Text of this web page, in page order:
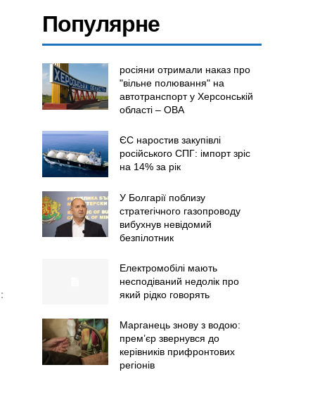
Популярне
росіяни отримали наказ про
"вільне полювання" на
автотранспорт у Херсонській
області – ОВА
ЄС наростив закупівлі
російського СПГ: імпорт зріс
на 14% за рік
У Болгарії поблизу
стратегічного газопроводу
вибухнув невідомий
безпілотник
Електромобілі мають
несподіваний недолік про
який рідко говорять
Марганець знову з водою:
прем’єр звернувся до
керівників прифронтових
регіонів